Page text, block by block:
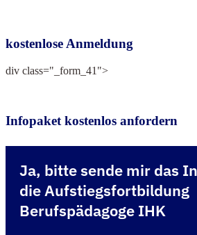
kostenlose Anmeldung
div class="_form_41">
Infopaket kostenlos anfordern
Ja, bitte sende mir das
die Aufstiegsfortbildung
Berufspädagoge IHK